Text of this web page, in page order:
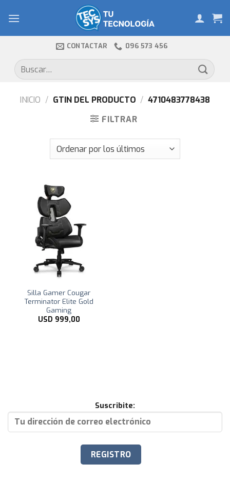
CONTACTAR 096 573 456
Buscar
por:
INICIO / GTIN DEL PRODUCTO / 4710483778438
FILTRAR
Silla Gamer Cougar
Terminator Elite Gold
Gaming
USD 999,00
Suscribite: